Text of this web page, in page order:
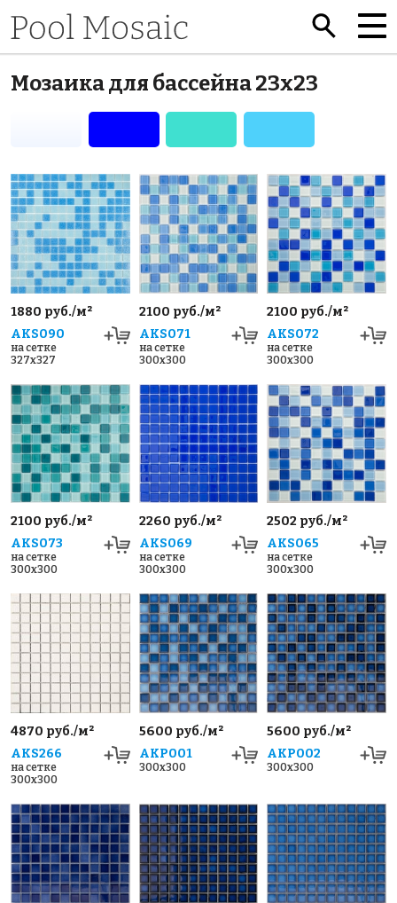
Мозаика для бассейна 23x23
1880 руб./м²
AKS090
на сетке
327x327
2100 руб./м²
AKS071
на сетке
300x300
2100 руб./м²
AKS072
на сетке
300x300
2100 руб./м²
AKS073
на сетке
300x300
2260 руб./м²
AKS069
на сетке
300x300
2502 руб./м²
AKS065
на сетке
300x300
4870 руб./м²
AKS266
на сетке
300x300
5600 руб./м²
AKP001
300x300
5600 руб./м²
AKP002
300x300